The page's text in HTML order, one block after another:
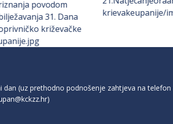
(uz prethodno podnošenje zahtjeva na telefon
)